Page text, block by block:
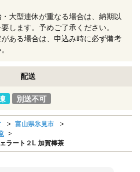
大型連休が重なる場合は、納期以
します。予めご了承ください。
ある場合は、申込み時に必ず備考
配送
別送不可
富山県氷見市
ラート２L 加賀棒茶